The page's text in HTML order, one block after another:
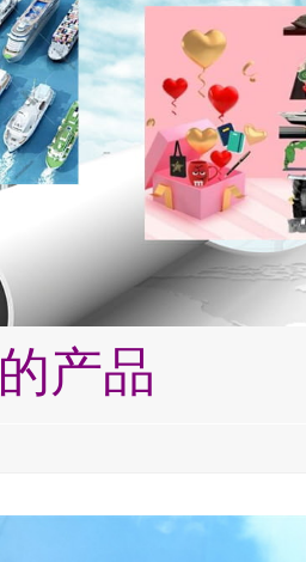
产品